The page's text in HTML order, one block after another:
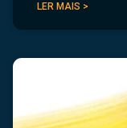
LER MAIS >